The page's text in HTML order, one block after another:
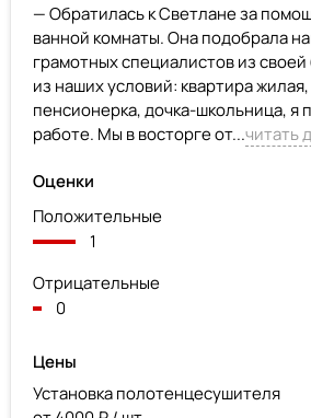
— Обратилась к Светлане за
ванной комнаты. Она подобрала
грамотных специалистов из
из наших условий: квартира
пенсионерка, дочка-школьница, я
работе. Мы в восторге от...читать
Оценки
Положительные
1
Отрицательные
0
Цены
Установка полотенцесушителя